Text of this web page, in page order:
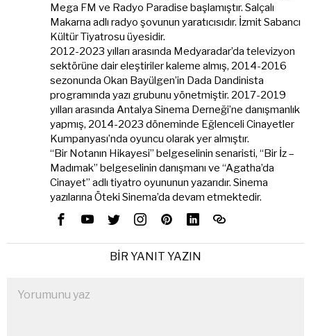
Mega FM ve Radyo Paradise başlamıştır. Salçalı
Makarna adlı radyo şovunun yaratıcısıdır. İzmit Sabancı
Kültür Tiyatrosu üyesidir.
2012-2023 yılları arasında Medyaradar’da televizyon
sektörüne dair eleştiriler kaleme almış, 2014-2016
sezonunda Okan Bayülgen’in Dada Dandinista
programında yazı grubunu yönetmiştir. 2017-2019
yılları arasında Antalya Sinema Derneği’ne danışmanlık
yapmış, 2014-2023 döneminde Eğlenceli Cinayetler
Kumpanyası’nda oyuncu olarak yer almıştır.
“Bir Notanın Hikayesi” belgeselinin senaristi, “Bir İz –
Madımak” belgeselinin danışmanı ve “Agatha’da
Cinayet” adlı tiyatro oyununun yazarıdır. Sinema
yazılarına Öteki Sinema’da devam etmektedir.
BIR YANIT YAZIN